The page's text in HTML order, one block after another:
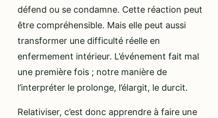
défend ou se condamne. Cette réaction peut
être compréhensible. Mais elle peut aussi
transformer une difficulté réelle en
enfermement intérieur. L’événement fait mal
une première fois ; notre manière de
l’interpréter le prolonge, l’élargit, le durcit.
Relativiser, c’est donc apprendre à faire une